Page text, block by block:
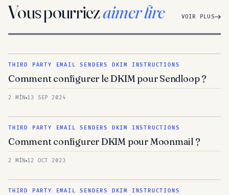
Vous pourriezaimer lire VOIR PLUS
THIRD PARTY EMAIL SENDERS DKIM INSTRUCTIONS
Comment configurer le DKIM pour Sendloop ?
2 MÍN 13 SEP 2024
THIRD PARTY EMAIL SENDERS DKIM INSTRUCTIONS
Comment configurer DKIM pour Moonmail ?
2 MÍN 12 OCT 2023
THIRD PARTY EMAIL SENDERS DKIM INSTRUCTIONS